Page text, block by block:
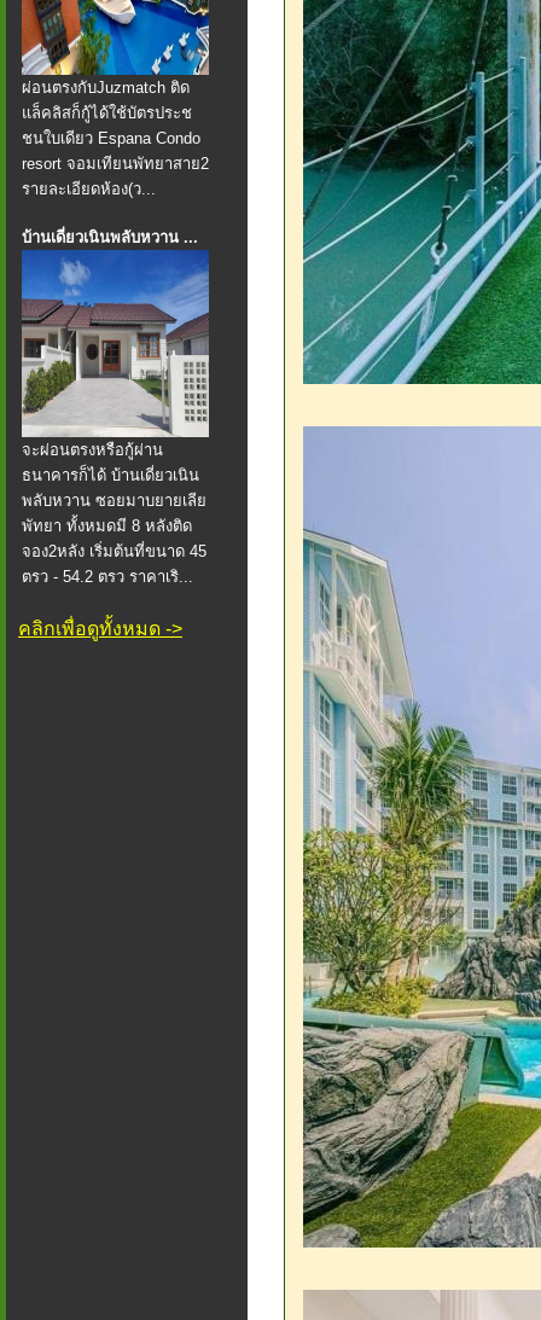
ผ่อนตรงกับJuzmatch ติด
แล็คลิสก็กู้ได้ใช้บัตรประช
ชนใบเดียว Espana Condo
resort จอมเทียนพัทยาสาย2
รายละเอียดห้อง(ว...
บ้านเดี่ยวเนินพลับหวาน ...
จะผ่อนตรงหรือกู้ผ่าน
ธนาคารก็ได้ บ้านเดี่ยวเนิน
พลับหวาน ซอยมาบยายเลีย
พัทยา ทั้งหมดมี 8 หลังติด
จอง2หลัง เริ่มต้นที่ขนาด 45
ตรว - 54.2 ตรว ราคาเริ...
คลิกเพื่อดูทั้งหมด ->